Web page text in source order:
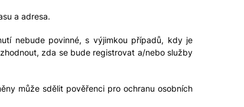
a adresa.
nebude povinné, s výjimkou případů, kdy je
zda se bude registrovat a/nebo služby
může sdělit pověřenci pro ochranu osobních